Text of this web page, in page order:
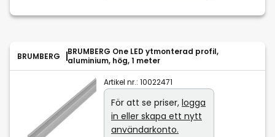
BRUMBERG
BRUMBERG One LED ytmonterad profil,
aluminium, hög, 1 meter
Artikel nr.: 10022471
För att se priser, logga
in eller skapa ett nytt
användarkonto.